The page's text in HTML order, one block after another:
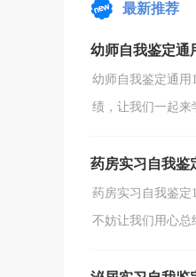
最新推荐
幼师自我鉴定通
幼师自我鉴定通用
绩，让我们一起来
药房实习自我鉴
药房实习自我鉴定
不妨让我们用心总